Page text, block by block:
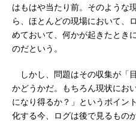
はもはや当たり前。そのような
ら、ほとんどの現場において、
めておいて、何かが起きたとき
のだという。
しかし、問題はその収集が「
かどうかだ。もちろん現状にお
になり得るか？」というポイン
化する今、ログは後で見るもの